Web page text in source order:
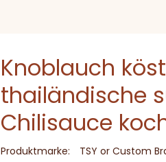
Knoblauch
thailändische
Chilisauce
Produktmarke:
TSY or Custom